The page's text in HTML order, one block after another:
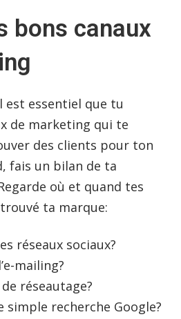
bons canaux
est essentiel que tu
de marketing qui te
des clients pour ton
fais un bilan de ta
où et quand tes
ta marque:
réseaux sociaux?
mailing?
réseautage?
simple recherche Google?